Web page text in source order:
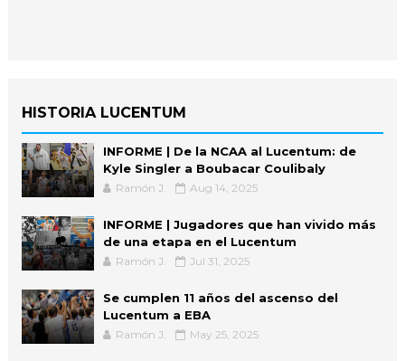
HISTORIA LUCENTUM
INFORME | De la NCAA al Lucentum: de
Kyle Singler a Boubacar Coulibaly
Ramón J. Aug 14, 2025
INFORME | Jugadores que han vivido más
de una etapa en el Lucentum
Ramón J. Jul 31, 2025
Se cumplen 11 años del ascenso del
Lucentum a EBA
Ramón J. May 25, 2025